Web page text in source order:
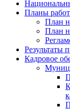
Планы
План
План
Результаты
Кадровое